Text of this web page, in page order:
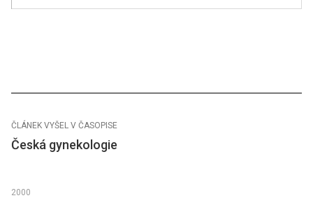
ČLÁNEK VYŠEL V ČASOPISE
Česká gynekologie
2000